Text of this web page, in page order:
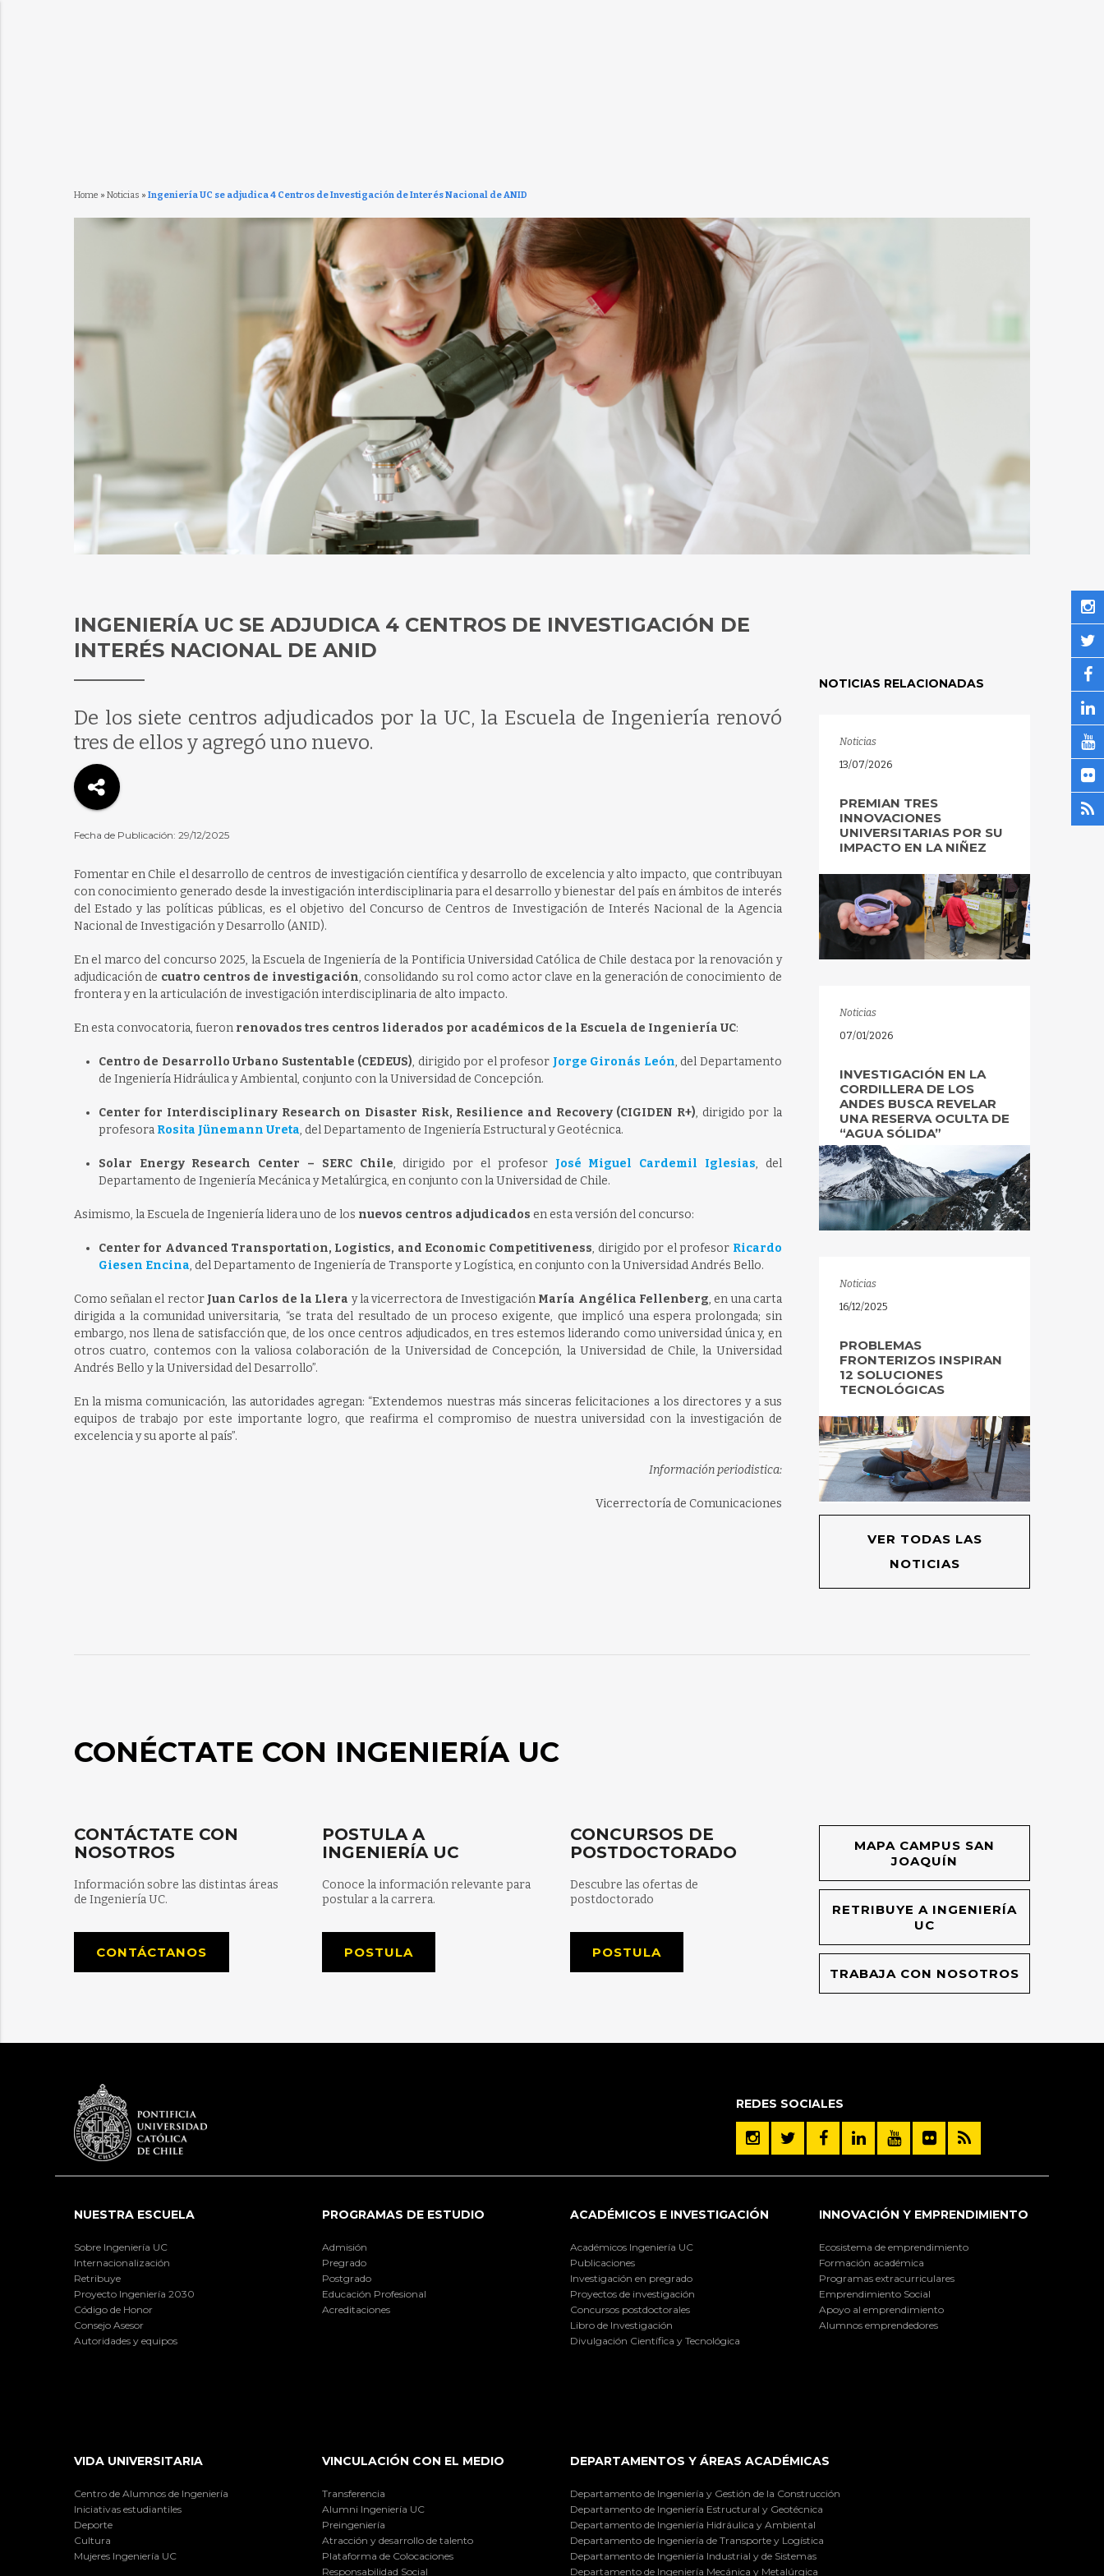
Home » Noticias » Ingeniería UC se adjudica 4 Centros de Investigación de Interés Nacional de ANID
INGENIERÍA UC SE ADJUDICA 4 CENTROS DE INVESTIGACIÓN DE
INTERÉS NACIONAL DE ANID
De los siete centros adjudicados por la UC, la Escuela de Ingeniería renovó
tres de ellos y agregó uno nuevo.
Fecha de Publicación: 29/12/2025
Fomentar en Chile el desarrollo de centros de investigación científica y desarrollo de excelencia y alto impacto, que contribuyan
con conocimiento generado desde la investigación interdisciplinaria para el desarrollo y bienestar del país en ámbitos de interés
del Estado y las políticas públicas, es el objetivo del Concurso de Centros de Investigación de Interés Nacional de la Agencia
Nacional de Investigación y Desarrollo (ANID).
En el marco del concurso 2025, la Escuela de Ingeniería de la Pontificia Universidad Católica de Chile destaca por la renovación y
adjudicación de cuatro centros de investigación, consolidando su rol como actor clave en la generación de conocimiento de
frontera y en la articulación de investigación interdisciplinaria de alto impacto.
En esta convocatoria, fueron renovados tres centros liderados por académicos de la Escuela de Ingeniería UC:
Centro de Desarrollo Urbano Sustentable (CEDEUS), dirigido por el profesor Jorge Gironás León, del Departamento
de Ingeniería Hidráulica y Ambiental, conjunto con la Universidad de Concepción.
Center for Interdisciplinary Research on Disaster Risk, Resilience and Recovery (CIGIDEN R+), dirigido por la
profesora Rosita Jünemann Ureta, del Departamento de Ingeniería Estructural y Geotécnica.
Solar Energy Research Center – SERC Chile, dirigido por el profesor José Miguel Cardemil Iglesias, del
Departamento de Ingeniería Mecánica y Metalúrgica, en conjunto con la Universidad de Chile.
Asimismo, la Escuela de Ingeniería lidera uno de los nuevos centros adjudicados en esta versión del concurso:
Center for Advanced Transportation, Logistics, and Economic Competitiveness, dirigido por el profesor Ricardo
Giesen Encina, del Departamento de Ingeniería de Transporte y Logística, en conjunto con la Universidad Andrés Bello.
Como señalan el rector Juan Carlos de la Llera y la vicerrectora de Investigación María Angélica Fellenberg, en una carta
dirigida a la comunidad universitaria, “se trata del resultado de un proceso exigente, que implicó una espera prolongada; sin
embargo, nos llena de satisfacción que, de los once centros adjudicados, en tres estemos liderando como universidad única y, en
otros cuatro, contemos con la valiosa colaboración de la Universidad de Concepción, la Universidad de Chile, la Universidad
Andrés Bello y la Universidad del Desarrollo”.
En la misma comunicación, las autoridades agregan: “Extendemos nuestras más sinceras felicitaciones a los directores y a sus
equipos de trabajo por este importante logro, que reafirma el compromiso de nuestra universidad con la investigación de
excelencia y su aporte al país”.
Información periodistica:
Vicerrectoría de Comunicaciones
NOTICIAS RELACIONADAS
Noticias
13/07/2026
PREMIAN TRES
INNOVACIONES
UNIVERSITARIAS POR SU
IMPACTO EN LA NIÑEZ
Noticias
07/01/2026
INVESTIGACIÓN EN LA
CORDILLERA DE LOS
ANDES BUSCA REVELAR
UNA RESERVA OCULTA DE
“AGUA SÓLIDA”
Noticias
16/12/2025
PROBLEMAS
FRONTERIZOS INSPIRAN
12 SOLUCIONES
TECNOLÓGICAS
VER TODAS LAS
NOTICIAS
CONÉCTATE CON INGENIERÍA UC
CONTÁCTATE CON
NOSOTROS
Información sobre las distintas áreas
de Ingeniería UC.
CONTÁCTANOS
POSTULA A
INGENIERÍA UC
Conoce la información relevante para
postular a la carrera.
POSTULA
CONCURSOS DE
POSTDOCTORADO
Descubre las ofertas de
postdoctorado
POSTULA
MAPA CAMPUS SAN
JOAQUÍN
RETRIBUYE A INGENIERÍA
UC
TRABAJA CON NOSOTROS
REDES SOCIALES
NUESTRA ESCUELA
Sobre Ingeniería UC
Internacionalización
Retribuye
Proyecto Ingeniería 2030
Código de Honor
Consejo Asesor
Autoridades y equipos
PROGRAMAS DE ESTUDIO
Admisión
Pregrado
Postgrado
Educación Profesional
Acreditaciones
ACADÉMICOS E INVESTIGACIÓN
Académicos Ingeniería UC
Publicaciones
Investigación en pregrado
Proyectos de investigación
Concursos postdoctorales
Libro de Investigación
Divulgación Científica y Tecnológica
INNOVACIÓN Y EMPRENDIMIENTO
Ecosistema de emprendimiento
Formación académica
Programas extracurriculares
Emprendimiento Social
Apoyo al emprendimiento
Alumnos emprendedores
VIDA UNIVERSITARIA
Centro de Alumnos de Ingeniería
Iniciativas estudiantiles
Deporte
Cultura
Mujeres Ingeniería UC
VINCULACIÓN CON EL MEDIO
Transferencia
Alumni Ingeniería UC
Preingeniería
Atracción y desarrollo de talento
Plataforma de Colocaciones
Responsabilidad Social
DEPARTAMENTOS Y ÁREAS ACADÉMICAS
Departamento de Ingeniería y Gestión de la Construcción
Departamento de Ingeniería Estructural y Geotécnica
Departamento de Ingeniería Hidráulica y Ambiental
Departamento de Ingeniería de Transporte y Logística
Departamento de Ingeniería Industrial y de Sistemas
Departamento de Ingeniería Mecánica y Metalúrgica